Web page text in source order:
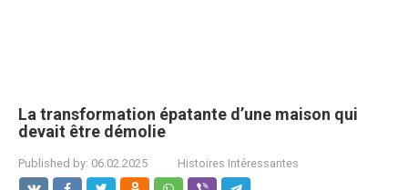
La transformation épatante d’une maison qui
devait être démolie
Published by: 06.02.2025 Histoires Intéressantes